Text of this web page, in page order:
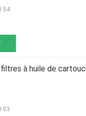
à huile de